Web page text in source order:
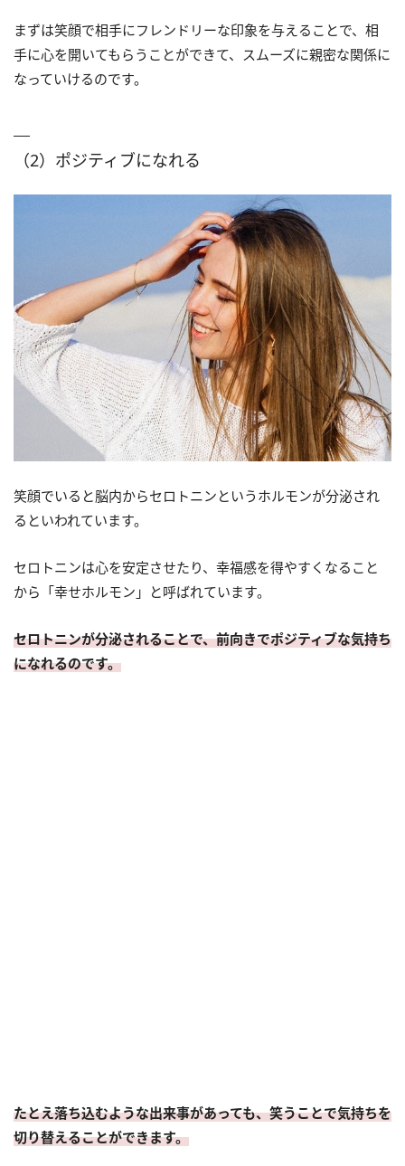
まずは笑顔で相手にフレンドリーな印象を与えることで、相
手に心を開いてもらうことができて、スムーズに親密な関係に
なっていけるのです。
（2）ポジティブになれる
笑顔でいると脳内からセロトニンというホルモンが分泌され
るといわれています。
セロトニンは心を安定させたり、幸福感を得やすくなること
から「幸せホルモン」と呼ばれています。
セロトニンが分泌されることで、前向きでポジティブな気持ち
になれるのです。
たとえ落ち込むような出来事があっても、笑うことで気持ちを
切り替えることができます。